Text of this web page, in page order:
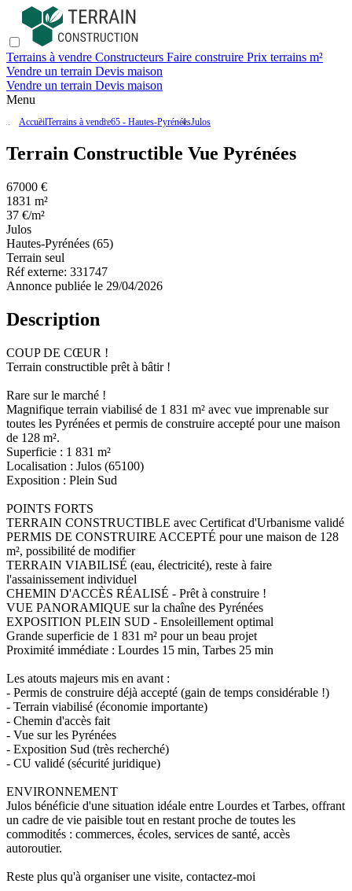
Terrains à vendre Constructeurs Faire construire Prix terrains m²
Vendre un terrain Devis maison
Vendre un terrain Devis maison
Menu
AccueilTerrains à vendre65 - Hautes-PyrénéesJulos
Terrain Constructible Vue Pyrénées
67000 €
1831 m²
37 €/m²
Julos
Hautes-Pyrénées (65)
Terrain seul
Réf externe: 331747
Annonce publiée le 29/04/2026
Description
COUP DE CŒUR !
Terrain constructible prêt à bâtir !
Rare sur le marché !
Magnifique terrain viabilisé de 1 831 m² avec vue imprenable sur
toutes les Pyrénées et permis de construire accepté pour une maison
de 128 m².
Superficie : 1 831 m²
Localisation : Julos (65100)
Exposition : Plein Sud
POINTS FORTS
TERRAIN CONSTRUCTIBLE avec Certificat d'Urbanisme validé
PERMIS DE CONSTRUIRE ACCEPTÉ pour une maison de 128
m², possibilité de modifier
TERRAIN VIABILISÉ (eau, électricité), reste à faire
l'assainissement individuel
CHEMIN D'ACCÈS RÉALISÉ - Prêt à construire !
VUE PANORAMIQUE sur la chaîne des Pyrénées
EXPOSITION PLEIN SUD - Ensoleillement optimal
Grande superficie de 1 831 m² pour un beau projet
Proximité immédiate : Lourdes 15 min, Tarbes 25 min
Les atouts majeurs mis en avant :
- Permis de construire déjà accepté (gain de temps considérable !)
- Terrain viabilisé (économie importante)
- Chemin d'accès fait
- Vue sur les Pyrénées
- Exposition Sud (très recherché)
- CU validé (sécurité juridique)
ENVIRONNEMENT
Julos bénéficie d'une situation idéale entre Lourdes et Tarbes, offrant
un cadre de vie paisible tout en restant proche de toutes les
commodités : commerces, écoles, services de santé, accès
autoroutier.
Reste plus qu'à organiser une visite, contactez-moi